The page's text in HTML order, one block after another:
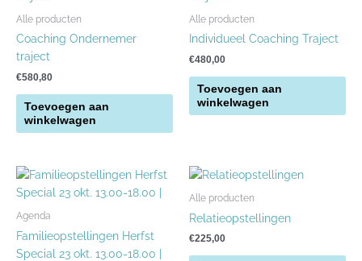
Alle producten
Coaching Ondernemer
traject
€580,80
Toevoegen aan
winkelwagen
Alle producten
Individueel Coaching Traject
€480,00
Toevoegen aan
winkelwagen
Agenda
Familieopstellingen Herfst
Special 23 okt. 13.00-18.00 |
Prijsklasse:
€45,00
tot
Dit
product
Alle producten
Relatieopstellingen
€225,00